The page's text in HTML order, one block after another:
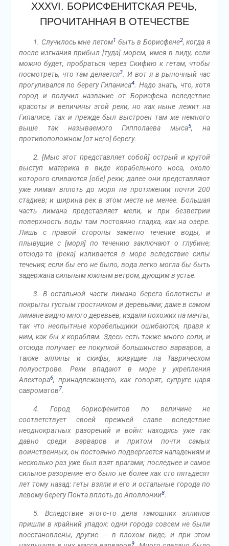
XXXVI. БОРИСФЕНИТСКАЯ РЕЧЬ,
ПРОЧИТАННАЯ В ОТЕЧЕСТВЕ
1. Случилось мне летом1 быть в Борисфене2, когда я
после изгнания прибыл [туда] морем, имея в виду, если
можно будет, пробраться через Скифию к гетам, чтобы
посмотреть, что там делается3. И вот я в рыночный час
прогуливался по берегу Гипаниса4. Надо знать, что, хотя
город и получил название от Борисфена вследствие
красоты и величины этой реки, но как ныне лежит на
Гипанисе, так и прежде был выстроен там же немного
выше так называемого Гипполаева мыса5, на
противоположном [от него] берегу.
2. [Мыс этот представляет собой] острый и крутой
выступ материка в виде корабельного носа, около
которого сливаются [обе] реки; далее они представляют
уже лиман вплоть до моря на протяжении почти 200
стадиев; и ширина рек в этом месте не менее. Большая
часть лимана представляет мели, и при безветрии
поверхность воды там постоянно гладка, как на озере.
Лишь с правой стороны заметно течение воды, и
плывущие с [моря] по течению заключают о глубине;
отсюда-то [река] изливается в море вследствие силы
течения; если бы его не было, вода легко могла бы быть
задержана сильным южным ветром, дующим в устье.
3. В остальной части лимана берега болотисты и
покрыты густым тростником и деревьями; даже в самом
лимане видно много деревьев, издали похожих на мачты,
так что неопытные корабельщики ошибаются, правя к
ним, как бы к кораблям. Здесь есть также много соли, и
отсюда получает ее покупкой большинство варваров, а
также эллины и скифы, живущие на Таврическом
полуострове. Реки впадают в море у укрепления
Алектора6, принадлежащего, как говорят, супруге царя
савроматов7.
4. Город борисфенитов по величине не
соответствует своей прежней славе вследствие
неоднократных разорений и войн: находясь уже так
давно среди варваров и притом почти самых
воинственных, он постоянно подвергается нападениям и
несколько раз уже был взят врагами; последнее и самое
сильное разорение его было не более как сто пятьдесят
лет тому назад: геты взяли и его и остальные города по
левому берегу Понта вплоть до Аполлонии8.
5. Вследствие этого-то дела тамошних эллинов
пришли в крайний упадок: одни города совсем не были
восстановлены, другие — в плохом виде, и при этом
9